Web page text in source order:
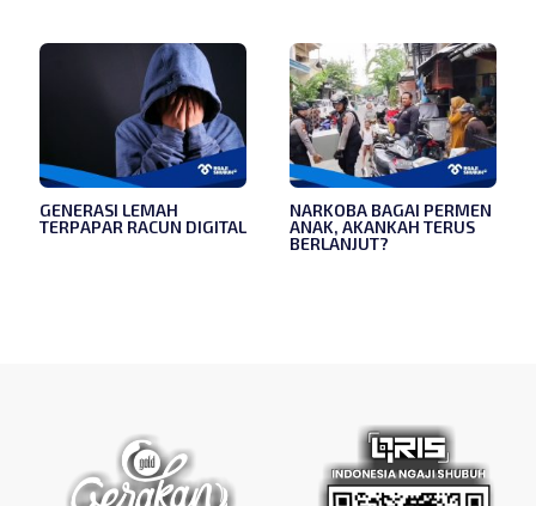
GENERASI LEMAH
TERPAPAR RACUN DIGITAL
NARKOBA BAGAI PERMEN
ANAK, AKANKAH TERUS
BERLANJUT?